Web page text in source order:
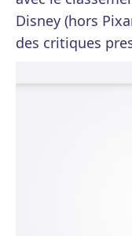
Disney (hors
des critiques